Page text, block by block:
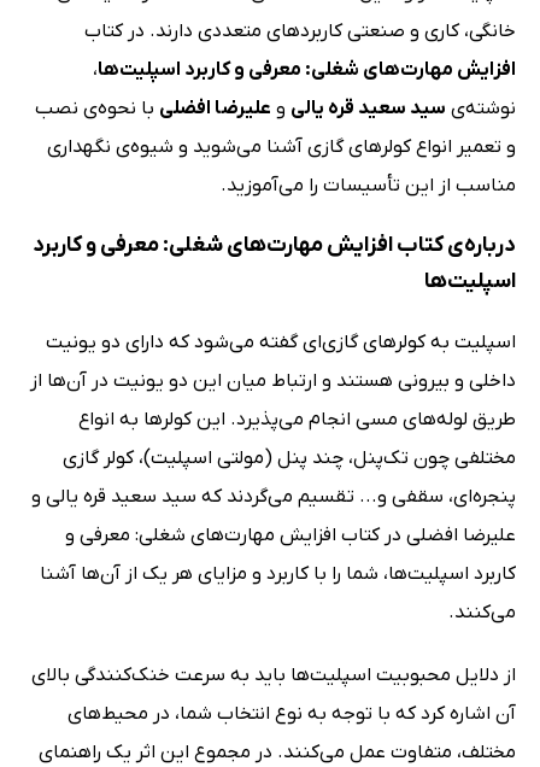
خانگی، کاری و صنعتی کاربردهای متعددی دارند. در کتاب
افزایش مهارت‌های شغلی: معرفی و کاربرد اسپلیت‌ها،
نوشته‌ی سید سعید قره یالی و علیرضا افضلی با نحوه‌ی نصب
و تعمیر انواع کولرهای گازی آشنا می‌شوید و شیوه‌ی نگهداری
مناسب از این تأسیسات را می‌آموزید.
درباره‌ی کتاب افزایش مهارت‌های شغلی: معرفی و کاربرد
اسپلیت‌ها
اسپلیت به کولرهای گازی‌ای گفته می‌شود که دارای دو یونیت
داخلی و بیرونی هستند و ارتباط میان این دو یونیت در آن‌ها از
طریق لوله‌های مسی انجام می‌پذیرد. این کولرها به انواع
مختلفی چون تک‌پنل، چند پنل (مولتی اسپلیت)، کولر گازی
پنجره‌ای، سقفی و... تقسیم می‌گردند که سید سعید قره یالی و
علیرضا افضلی در کتاب افزایش مهارت‌های شغلی: معرفی و
کاربرد اسپلیت‌ها، شما را با کاربرد و مزایای هر یک از آن‌ها آشنا
می‌کنند.
از دلایل محبوبیت اسپلیت‌ها باید به سرعت خنک‌کنندگی بالای
آن اشاره کرد که با توجه به نوع انتخاب شما، در محیط‌های
مختلف، متفاوت عمل می‌کنند. در مجموع این اثر یک راهنمای